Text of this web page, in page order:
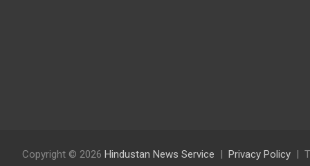
Copyright © 2026 Hindustan News Service Privacy Policy